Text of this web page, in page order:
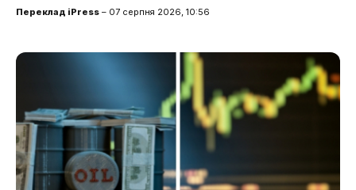
Переклад iPress – 07 серпня 2026, 10:56